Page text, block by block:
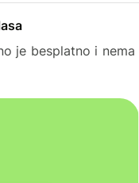
je besplatno i nema